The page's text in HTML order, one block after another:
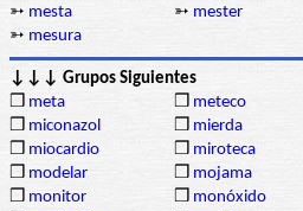
➳ mesta ➳ mester
➳ mesura
↓↓↓ Grupos Siguientes
❒ meta ❒ meteco
❒ miconazol ❒ mierda
❒ miocardio ❒ miroteca
❒ modelar ❒ mojama
❒ monitor ❒ monóxido